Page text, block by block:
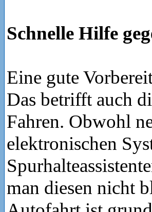
Schnelle Hilfe
Eine gute
Das betrifft auch
Fahren. Obwohl
elektronischen
man diesen nicht